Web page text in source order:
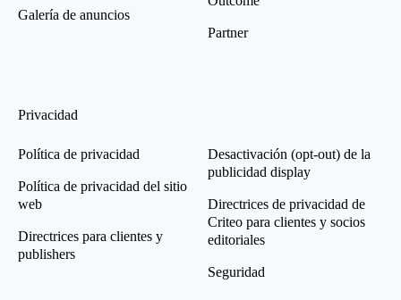
Galería de anuncios
Partner
Privacidad
Política de privacidad
Política de privacidad del sitio
web
Directrices para clientes y
publishers
Desactivación (opt-out) de la
publicidad display
Directrices de privacidad de
Criteo para clientes y socios
editoriales
Seguridad